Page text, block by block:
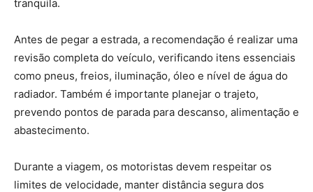
tranquila.
Antes de pegar a estrada, a recomendação é realizar uma
revisão completa do veículo, verificando itens essenciais
como pneus, freios, iluminação, óleo e nível de água do
radiador. Também é importante planejar o trajeto,
prevendo pontos de parada para descanso, alimentação e
abastecimento.
Durante a viagem, os motoristas devem respeitar os
limites de velocidade, manter distância segura dos